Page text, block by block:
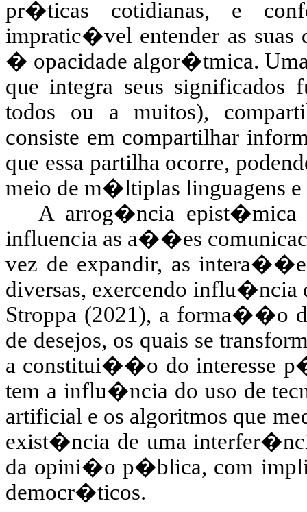
pr�ticas cotidianas, e
impratic�vel entender as
� opacidade algor�tmica.
que integra seus
todos ou a muitos),
consiste em compartilhar
que essa partilha ocorre,
meio de m�ltiplas linguagens e
A arrog�ncia epist�mica
influencia as a��es
vez de expandir, as
diversas, exercendo
Stroppa (2021), a forma��o
de desejos, os quais se
a constitui��o do interesse
tem a influ�ncia do uso de
artificial e os algoritmos que
exist�ncia de uma
da opini�o p�blica, com
democr�ticos.